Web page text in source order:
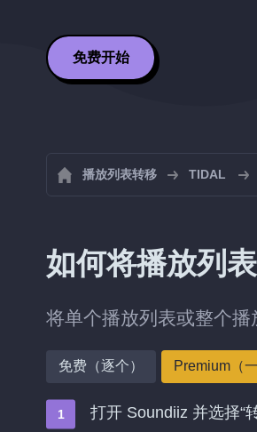
免费开始
播放列表转移 TIDAL
如何将播放列
将单个播放列表或整个
免费（逐个） Premium（
打开 Soundiiz 并选择“